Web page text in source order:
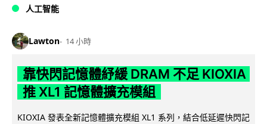
人工智能
Lawton 14 小時
靠快閃記憶體紓緩 DRAM 不足 KIOXIA
推 XL1 記憶體擴充模組
KIOXIA 發表全新記憶體擴充模組 XL1 系列，結合低延遲快閃記